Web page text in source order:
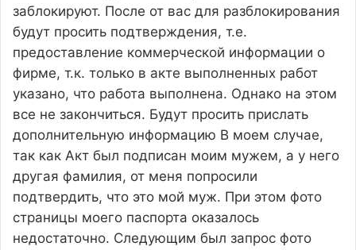
заблокируют. После от вас для разблокирования
будут просить подтверждения, т.е.
предоставление коммерческой информации о
фирме, т.к. только в акте выполненных работ
указано, что работа выполнена. Однако на этом
все не закончиться. Будут просить прислать
дополнительную информацию В моем случае,
так как Акт был подписан моим мужем, а у него
другая фамилия, от меня попросили
подтвердить, что это мой муж. При этом фото
страницы моего паспорта оказалось
недостаточно. Следующим был запрос фото